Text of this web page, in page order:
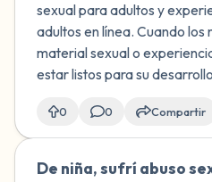
sexual para adultos y
adultos en línea. Cuando los
material sexual o
estar listos para su
0 0 Compartir
De niña, sufrí abuso